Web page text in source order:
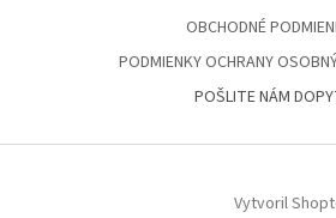
OBCHODNÉ
PODMIENKY OCHRANY
POŠLITE NÁM
Vytvoril